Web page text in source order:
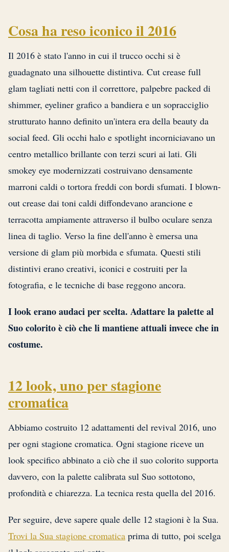
Cosa ha reso iconico il 2016
Il 2016 è stato l'anno in cui il trucco occhi si è
guadagnato una silhouette distintiva. Cut crease full
glam tagliati netti con il correttore, palpebre packed di
shimmer, eyeliner grafico a bandiera e un sopracciglio
strutturato hanno definito un'intera era della beauty da
social feed. Gli occhi halo e spotlight incorniciavano un
centro metallico brillante con terzi scuri ai lati. Gli
smokey eye modernizzati costruivano densamente
marroni caldi o tortora freddi con bordi sfumati. I blown-
out crease dai toni caldi diffondevano arancione e
terracotta ampiamente attraverso il bulbo oculare senza
linea di taglio. Verso la fine dell'anno è emersa una
versione di glam più morbida e sfumata. Questi stili
distintivi erano creativi, iconici e costruiti per la
fotografia, e le tecniche di base reggono ancora.
I look erano audaci per scelta. Adattare la palette al
Suo colorito è ciò che li mantiene attuali invece che in
costume.
12 look, uno per stagione
cromatica
Abbiamo costruito 12 adattamenti del revival 2016, uno
per ogni stagione cromatica. Ogni stagione riceve un
look specifico abbinato a ciò che il suo colorito supporta
davvero, con la palette calibrata sul Suo sottotono,
profondità e chiarezza. La tecnica resta quella del 2016.
Per seguire, deve sapere quale delle 12 stagioni è la Sua.
Trovi la Sua stagione cromatica prima di tutto, poi scelga